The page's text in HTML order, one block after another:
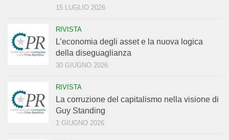
15 LUGLIO 2026
RIVISTA
L’economia degli asset e la nuova logica
della diseguaglianza
30 GIUGNO 2026
RIVISTA
La corruzione del capitalismo nella visione di
Guy Standing
1 GIUGNO 2026